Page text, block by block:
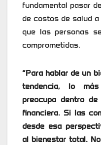
fundamental pasar
de costos de salud
que las personas
comprometidas.
“Para hablar de un
tendencia, lo
preocupa dentro
financiera. Si las
desde esa
al bienestar total.